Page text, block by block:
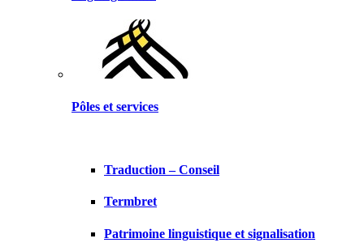
Pôles et services
Traduction – Conseil
Termbret
Patrimoine linguistique et signalisation